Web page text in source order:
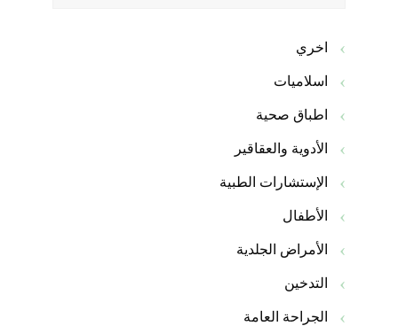
اخري
اسلاميات
اطباق صحية
الأدوية والعقاقير
الإستشارات الطبية
الأطفال
الأمراض الجلدية
التدخين
الجراحة العامة